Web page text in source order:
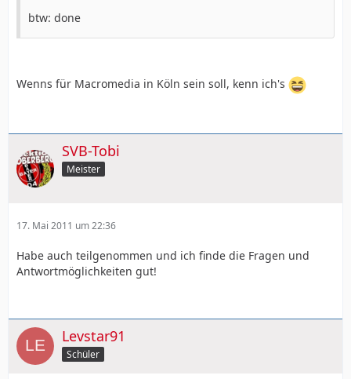
btw: done
Wenns für Macromedia in Köln sein soll, kenn ich's
SVB-Tobi
Meister
17. Mai 2011 um 22:36
Habe auch teilgenommen und ich finde die Fragen und
Antwortmöglichkeiten gut!
Levstar91
Schüler